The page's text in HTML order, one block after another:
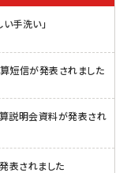
手洗い」
短信が発表されました
説明会資料が発表され
されました